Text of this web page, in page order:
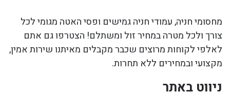
מחסומי חניה, עמודי חניה גמישים ופסי האטה מגומי לכל
צורך ולכל מטרה במחיר זול ומשתלם! הצטרפו גם אתם
לאלפי לקוחות מרוצים שכבר מקבלים מאיתנו שירות אמין,
מקצועי ובמחירים ללא תחרות.
ניווט באתר